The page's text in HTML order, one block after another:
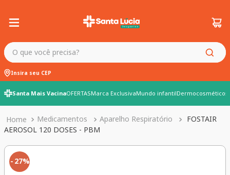
O que você precisa?
Insira seu CEP
Santa Mais VacinaOFERTASMarca ExclusivaMundo infantilDermocosméticos
Medicamentos Aparelho Respiratório
FOSTAIR
AEROSOL 120 DOSES - PBM
27%